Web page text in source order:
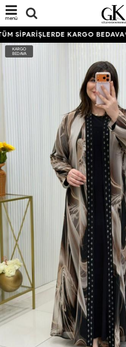
menü
SİPARİŞLERDE KARGO BEDAVA✨
KARGO
BEDAVA